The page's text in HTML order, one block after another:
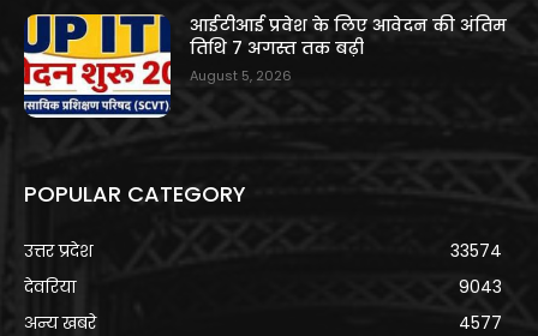
आईटीआई प्रवेश के लिए आवेदन की अंतिम
तिथि 7 अगस्त तक बढ़ी
August 5, 2026
POPULAR CATEGORY
उत्तर प्रदेश
33574
देवरिया
9043
अन्य खबरे
4577